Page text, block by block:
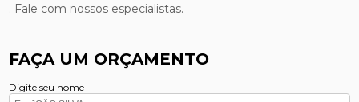
. Fale com nossos especialistas.
FAÇA UM ORÇAMENTO
Digite seu nome